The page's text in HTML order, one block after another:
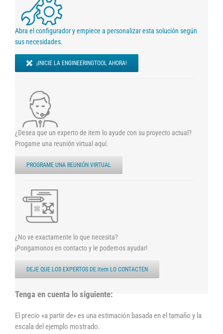
Abra el configurador y empiece a personalizar esta solución según
sus necesidades.
¡INICIE LA ENGINEERINGTOOL AHORA!
¿Desea que un experto de item lo ayude con su proyecto actual?
Progame una reunión virtual aquí.
PROGRAME UNA REUNIÓN VIRTUAL
¿No ve exactamente lo que necesita?
¡Pongamonos en contacto y le podemos ayudar!
DEJE QUE LOS EXPERTOS DE item LO CONTACTEN
Tenga en cuenta lo siguiente:
El precio «a partir de» es una estimación basada en el tamaño y la
escala del ejemplo mostrado.